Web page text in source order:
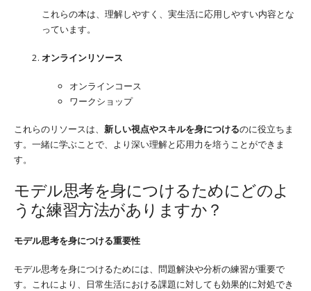
これらの本は、理解しやすく、実生活に応用しやすい内容とな
っています。
オンラインリソース
オンラインコース
ワークショップ
これらのリソースは、 新しい視点やスキルを身につけるのに役立ちま
す。一緒に学ぶことで、より深い理解と応用力を培うことができま
す。
モデル思考を身につけるためにどのよ
うな練習方法がありますか？
モデル思考を身につける重要性
モデル思考を身につけるためには、問題解決や分析の練習が重要で
す。これにより、日常生活における課題に対しても効果的に対処でき